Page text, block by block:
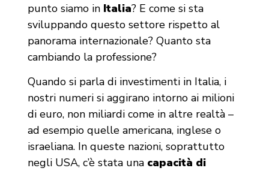
punto siamo in Italia? E come si sta
sviluppando questo settore rispetto al
panorama internazionale? Quanto sta
cambiando la professione?
Quando si parla di investimenti in Italia, i
nostri numeri si aggirano intorno ai milioni
di euro, non miliardi come in altre realtà –
ad esempio quelle americana, inglese o
israeliana. In queste nazioni, soprattutto
negli USA, c’è stata unacapacità di